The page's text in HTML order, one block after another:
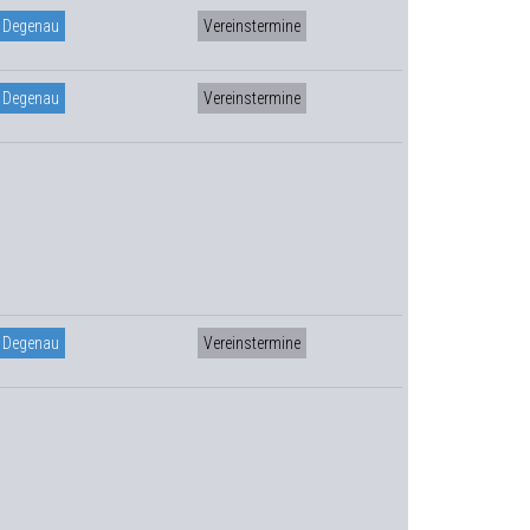
Vereinstermine
Vereinstermine
Vereinstermine